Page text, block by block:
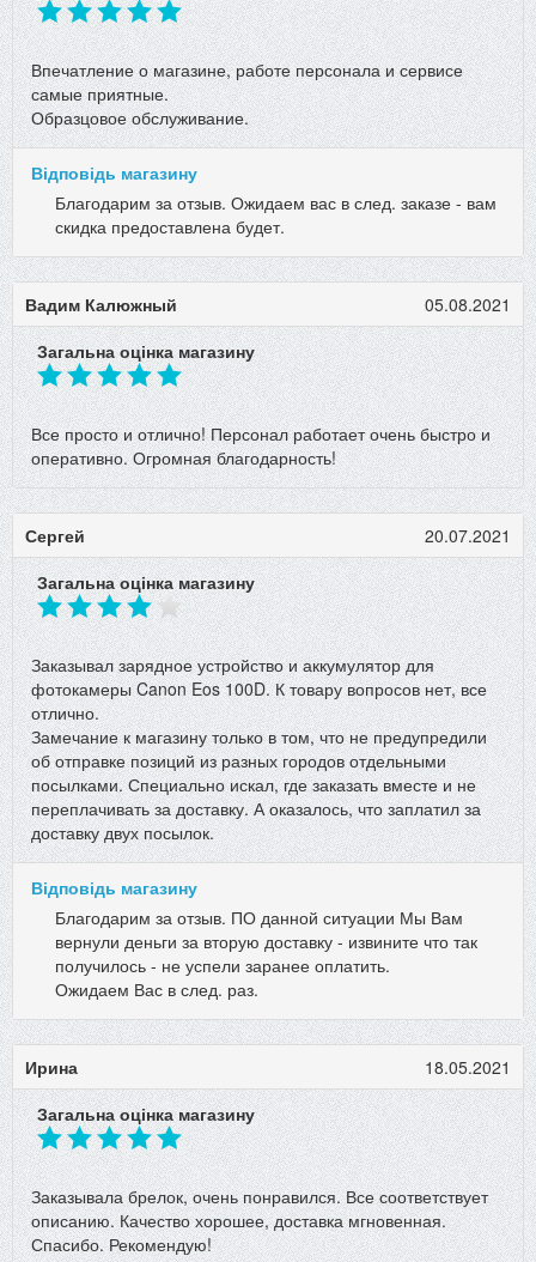
Впечатление о магазине, работе персонала и сервисе
самые приятные.
Образцовое обслуживание.
Відповідь магазину
Благодарим за отзыв. Ожидаем вас в след. заказе - вам
скидка предоставлена будет.
Вадим Калюжный
05.08.2021
Загальна оцінка магазину
Все просто и отлично! Персонал работает очень быстро и
оперативно. Огромная благодарность!
Сергей
20.07.2021
Загальна оцінка магазину
Заказывал зарядное устройство и аккумулятор для
фотокамеры Canon Eos 100D. К товару вопросов нет, все
отлично.
Замечание к магазину только в том, что не предупредили
об отправке позиций из разных городов отдельными
посылками. Специально искал, где заказать вместе и не
переплачивать за доставку. А оказалось, что заплатил за
доставку двух посылок.
Відповідь магазину
Благодарим за отзыв. ПО данной ситуации Мы Вам
вернули деньги за вторую доставку - извините что так
получилось - не успели заранее оплатить.
Ожидаем Вас в след. раз.
Ирина
18.05.2021
Загальна оцінка магазину
Заказывала брелок, очень понравился. Все соответствует
описанию. Качество хорошее, доставка мгновенная.
Спасибо. Рекомендую!